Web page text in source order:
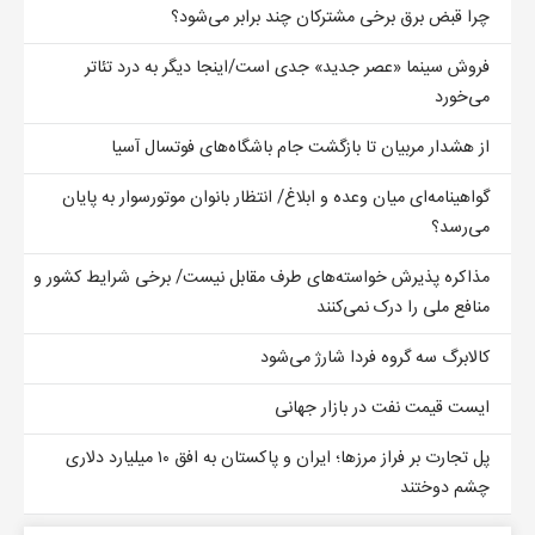
چرا قبض برق برخی مشترکان چند برابر می‌شود؟
فروش سینما «عصر جدید» جدی است/اینجا دیگر به درد تئاتر
می‌خورد
از هشدار مربیان تا بازگشت جام باشگاه‌های فوتسال آسیا
گواهینامه‌ای میان وعده و ابلاغ/ انتظار بانوان موتورسوار به پایان
می‌رسد؟
مذاکره پذیرش خواسته‌های طرف مقابل نیست/ برخی شرایط کشور و
منافع ملی را درک نمی‌کنند
کالابرگ سه گروه فردا شارژ می‌شود
ایست قیمت نفت در بازار جهانی
پل تجارت بر فراز مرزها؛ ایران و پاکستان به افق ۱۰ میلیارد دلاری
چشم دوختند